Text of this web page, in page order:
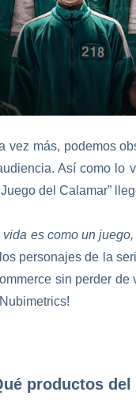
vez más, podemos
Así como lo
Juego del Calamar”
vida es como un
personajes de la
sin perder de
productos